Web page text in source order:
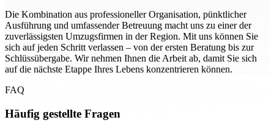
Die Kombination aus professioneller Organisation, pünktlicher
Ausführung und umfassender Betreuung macht uns zu einer der
zuverlässigsten Umzugsfirmen in der Region. Mit uns können Sie
sich auf jeden Schritt verlassen – von der ersten Beratung bis zur
Schlüssübergabe. Wir nehmen Ihnen die Arbeit ab, damit Sie sich
auf die nächste Etappe Ihres Lebens konzentrieren können.
FAQ
Häufig gestellte Fragen